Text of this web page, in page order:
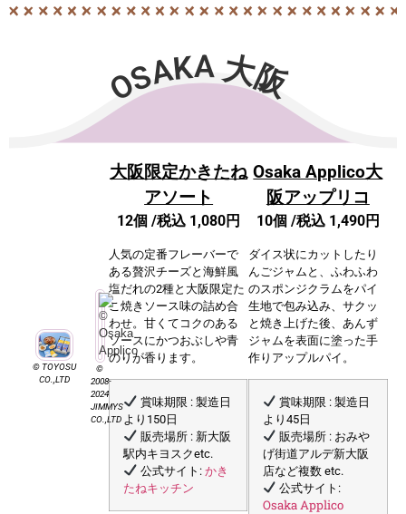
OSAKA 大阪
©️ TOYOSU
CO.,LTD
©
2008-
2024
JIMMYS
CO.,LTD
大阪限定かきたね
アソート
12個 /税込 1,080円
人気の定番フレーバーで
ある贅沢チーズと海鮮風
塩だれの2種と大阪限定た
こ焼きソース味の詰め合
わせ。甘くてコクのある
ソースにかつおぶしや青
のりが香ります。
賞味期限 : 製造日
より150日
販売場所 : 新大阪
駅内キヨスクetc.
公式サイト: かき
たねキッチン
Osaka Applico大
阪アップリコ
10個 /税込 1,490円
ダイス状にカットしたり
んごジャムと、ふわふわ
のスポンジクラムをパイ
生地で包み込み、サクッ
と焼き上げた後、あんず
ジャムを表面に塗った手
作りアップルパイ。
賞味期限 : 製造日
より45日
販売場所 : おみや
げ街道アルデ新大阪
店など複数 etc.
公式サイト:
Osaka Applico